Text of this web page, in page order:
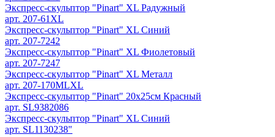
Экспресс-скульптор "Pinart" XL Радужный
арт. 207-61XL
Экспресс-скульптор "Pinart" XL Синий
арт. 207-7242
Экспресс-скульптор "Pinart" XL Фиолетовый
арт. 207-7247
Экспресс-скульптор "Pinart" XL Металл
арт. 207-170MLXL
Экспресс-скульптор "Pinart" 20х25см Красный
арт. SL9382086
Экспресс-скульптор "Pinart" XL Синий
арт. SL1130238"